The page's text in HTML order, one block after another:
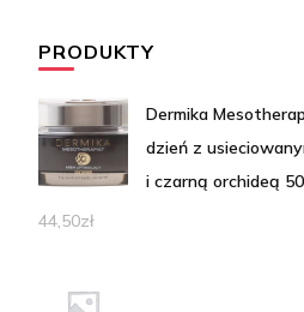
PRODUKTY
Dermika
dzień z
i czarną orchideą
44,50zł